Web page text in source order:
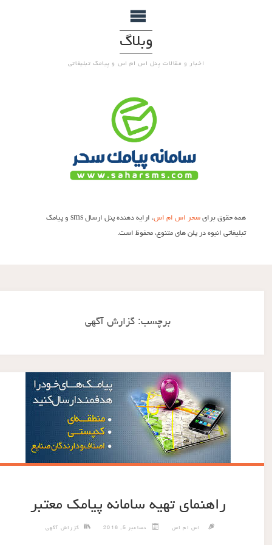
وبلاگ
اخبار و مقالات پنل اس ام اس و پیامک تبلیغاتی
همه حقوق برایسحر اس ام اس
، ارایه دهنده پنل ارسال sms و پیامک
تبلیغاتی انبوه در پلن های متنوع، محفوظ است.
برچسب:گزارش آگهی
راهنمای تهیه سامانه پیامک معتبر
اس ام اس دسامبر 5, 2016 گزراش آگهی